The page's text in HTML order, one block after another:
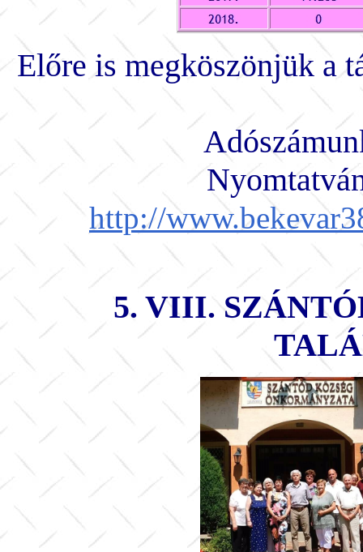
Előre is megköszönjük a
http://
5. VIII.